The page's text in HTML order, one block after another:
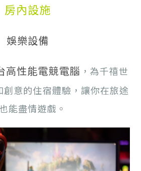
房內設施
娛樂設備
高性能電競電腦 ，為千禧世
意的住宿體驗，讓你在旅途
能盡情遊戲。